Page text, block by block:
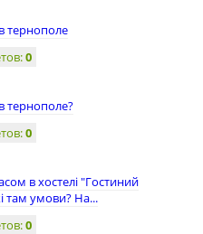
тернополе
0
тернополе?
0
в хостелі "Гостиний
там умови? На...
0